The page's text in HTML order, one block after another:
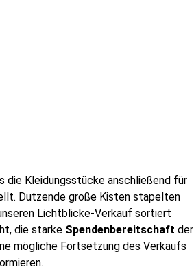
die Kleidungsstücke anschließend für
Dutzende große Kisten stapelten
Lichtblicke-Verkauf sortiert
die starke Spendenbereitschaft der
mögliche Fortsetzung des Verkaufs